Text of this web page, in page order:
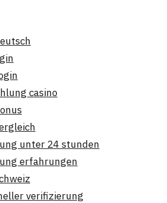
casino
unter 24 stunden
erfahrungen
verifizierung